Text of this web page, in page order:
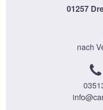
01257
nach